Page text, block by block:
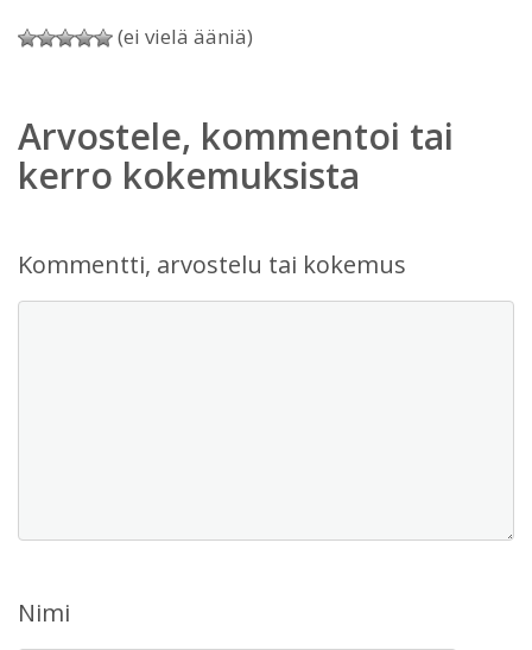
(ei vielä ääniä)
Arvostele, kommentoi tai
kerro kokemuksista
Kommentti, arvostelu tai kokemus
Nimi